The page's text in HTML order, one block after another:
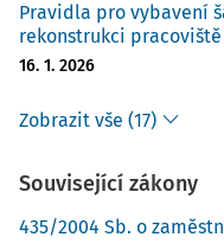
Pravidla pro vybavení
rekonstrukci pracoviště
16. 1. 2026
Zobrazit vše (17)
Související zákony
435/2004 Sb. o